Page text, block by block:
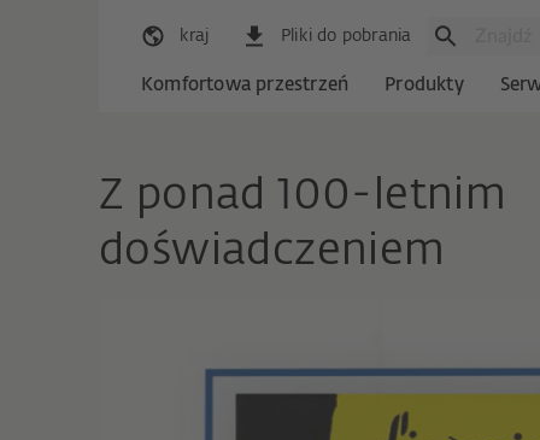
kraj Pliki do pobrania
Komfortowa przestrzeń Produkty
Z ponad 100-letnim
doświadczeniem